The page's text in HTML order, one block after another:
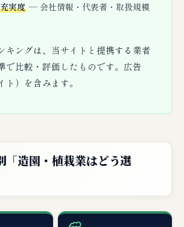
実度— 会社情報・代表者・取扱規模
キングは、当サイトと提携する業者
で比較・評価したものです。広告
ト）を含みます。
「造園・植栽業はどう選